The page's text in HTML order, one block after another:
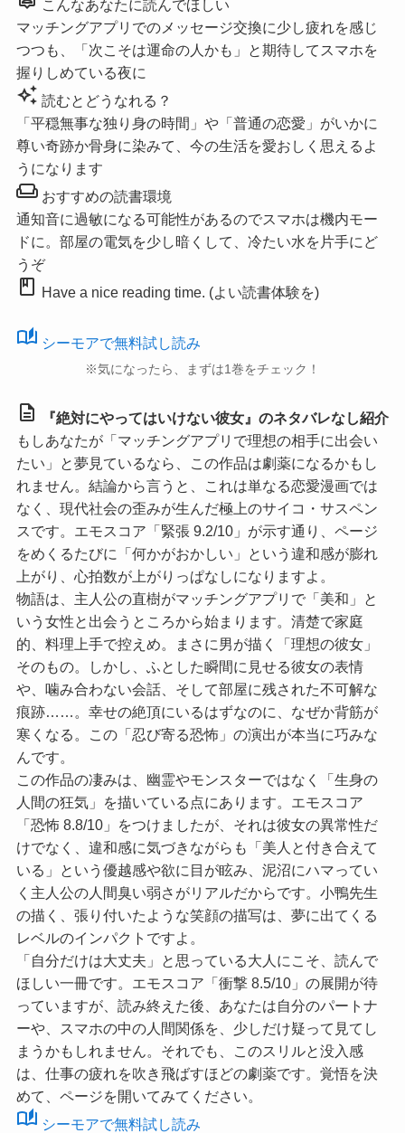
こんなあなたに読んでほしい
マッチングアプリでのメッセージ交換に少し疲れを感じ
つつも、「次こそは運命の人かも」と期待してスマホを
握りしめている夜に
auto_awesome 読むとどうなれる？
「平穏無事な独り身の時間」や「普通の恋愛」がいかに
尊い奇跡か骨身に染みて、今の生活を愛おしく思えるよ
うになります
weekendおすすめの読書環境
通知音に過敏になる可能性があるのでスマホは機内モー
ドに。部屋の電気を少し暗くして、冷たい水を片手にど
うぞ
book Have a nice reading time. (よい読書体験を)
auto_stories シーモアで無料試し読み
※気になったら、まずは1巻をチェック！
description
『絶対にやってはいけない彼女』のネタバレなし紹介
もしあなたが「マッチングアプリで理想の相手に出会い
たい」と夢見ているなら、この作品は劇薬になるかもし
れません。結論から言うと、これは単なる恋愛漫画では
なく、現代社会の歪みが生んだ極上のサイコ・サスペン
スです。
エモスコア「緊張 9.2/10」 が示す通り、ページ
をめくるたびに「何かがおかしい」という違和感が膨れ
上がり、心拍数が上がりっぱなしになりますよ。
物語は、主人公の直樹がマッチングアプリで「美和」と
いう女性と出会うところから始まります。清楚で家庭
的、料理上手で控えめ。まさに男が描く「理想の彼女」
そのもの。しかし、ふとした瞬間に見せる彼女の表情
や、噛み合わない会話、そして部屋に残された不可解な
痕跡……。幸せの絶頂にいるはずなのに、なぜか背筋が
寒くなる。この「忍び寄る恐怖」の演出が本当に巧みな
んです。
この作品の凄みは、幽霊やモンスターではなく「生身の
人間の狂気」を描いている点にあります。
エモスコア
「恐怖 8.8/10」
をつけましたが、それは彼女の異常性だ
けでなく、違和感に気づきながらも「美人と付き合えて
いる」という優越感や欲に目が眩み、泥沼にハマってい
く主人公の人間臭い弱さがリアルだからです。小鴨先生
の描く、張り付いたような笑顔の描写は、夢に出てくる
レベルのインパクトですよ。
「自分だけは大丈夫」と思っている大人にこそ、読んで
ほしい一冊です。
エモスコア「衝撃 8.5/10」 の展開が待
っていますが、読み終えた後、あなたは自分のパートナ
ーや、スマホの中の人間関係を、少しだけ疑って見てし
まうかもしれません。それでも、このスリルと没入感
は、仕事の疲れを吹き飛ばすほどの劇薬です。覚悟を決
めて、ページを開いてみてください。
auto_stories シーモアで無料試し読み